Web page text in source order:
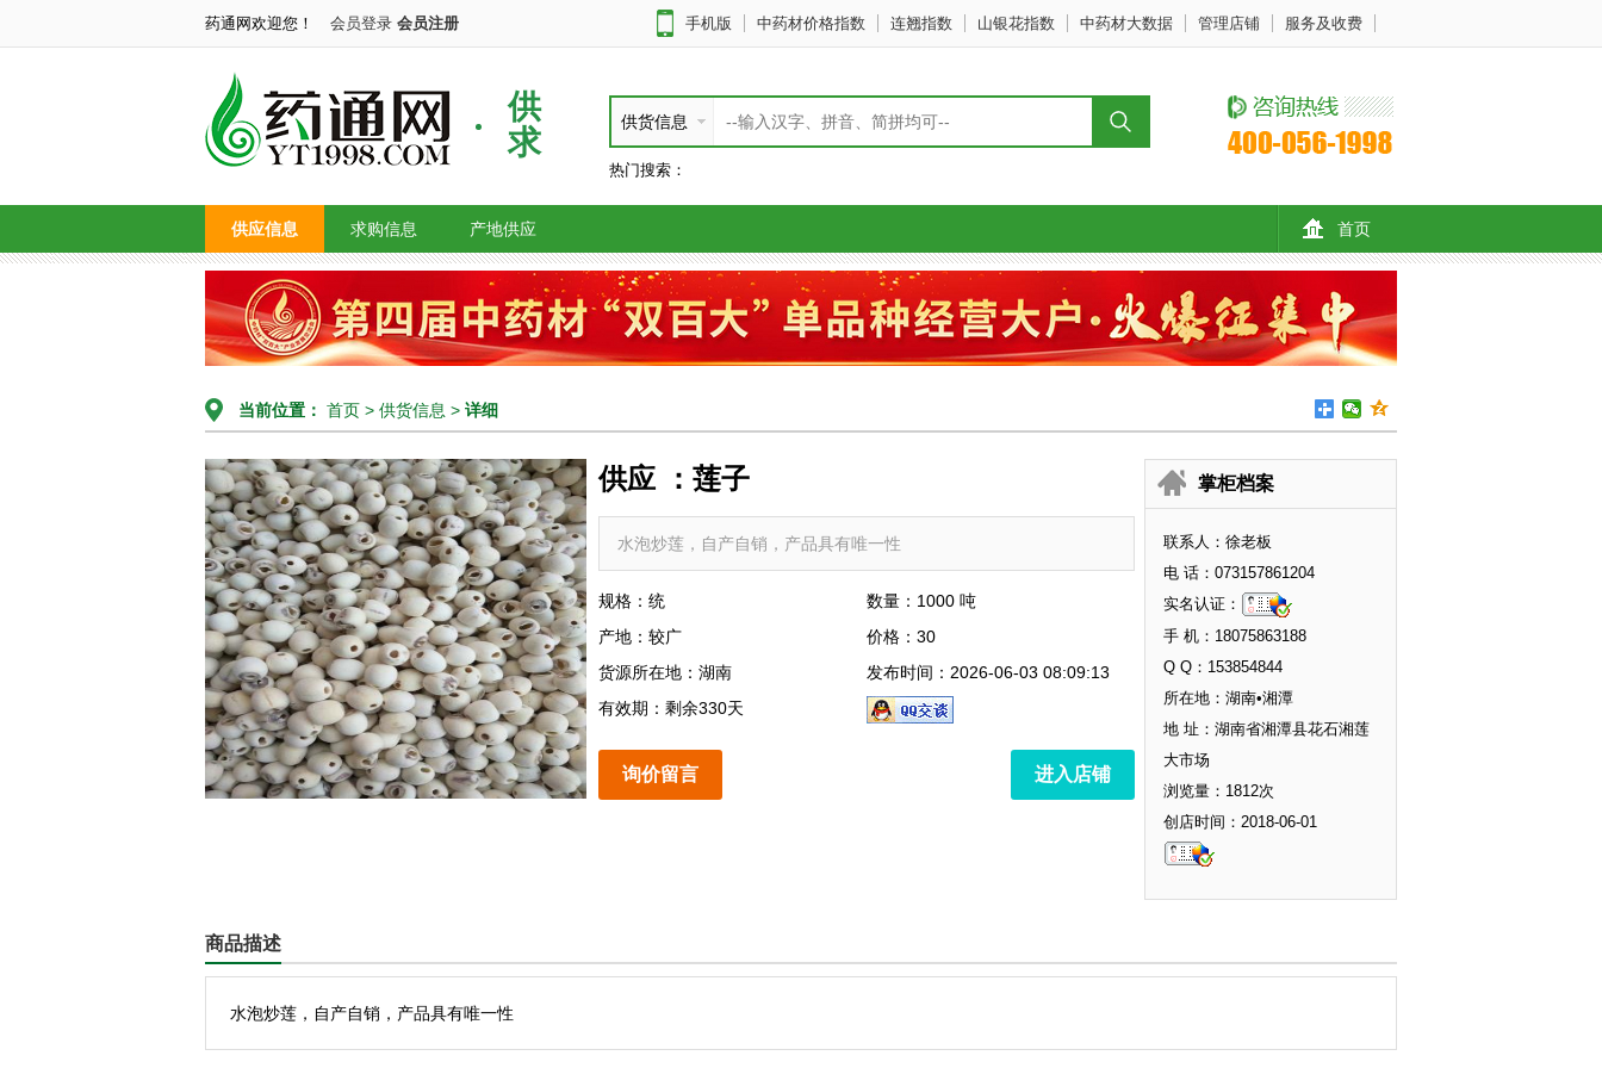
药通网欢迎您！ 会员登录 会员注册 手机版 中药材价格指数 连翘指数 山银花指数 中药材大数据 管理店铺 服务及收费
供
求
供货信息
热门搜索：
首页
供应信息 求购信息 产地供应
当前位置： 首页 > 供货信息 > 详细
供应 ：莲子
水泡炒莲，自产自销，产品具有唯一性
规格：统
数量：1000 吨
产地：较广
价格：30
货源所在地：湖南
发布时间：2026-06-03 08:09:13
有效期：剩余330天
询价留言 进入店铺
掌柜档案
联系人：徐老板
电 话：073157861204
实名认证：
手 机：18075863188
Q Q：153854844
所在地：湖南•湘潭
地 址：湖南省湘潭县花石湘莲
大市场
浏览量：1812次
创店时间：2018-06-01
商品描述
水泡炒莲，自产自销，产品具有唯一性